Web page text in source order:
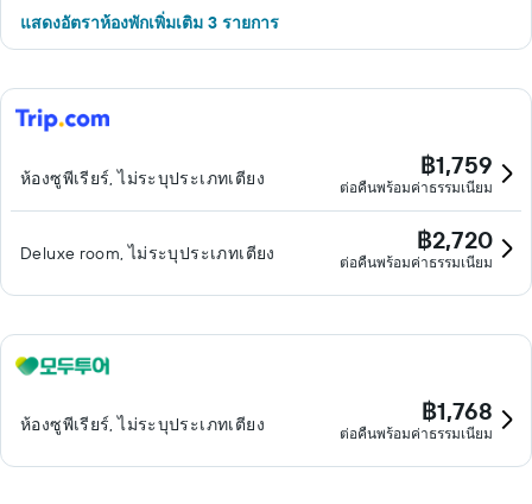
แสดงอัตราห้องพักเพิ่มเติม 3 รายการ
ห้องซูพีเรียร์, ไม่ระบุประเภทเตียง ฿1,759
ต่อคืนพร้อมค่าธรรมเนียม
Deluxe room, ไม่ระบุประเภทเตียง ฿2,720
ต่อคืนพร้อมค่าธรรมเนียม
ห้องซูพีเรียร์, ไม่ระบุประเภทเตียง ฿1,768
ต่อคืนพร้อมค่าธรรมเนียม